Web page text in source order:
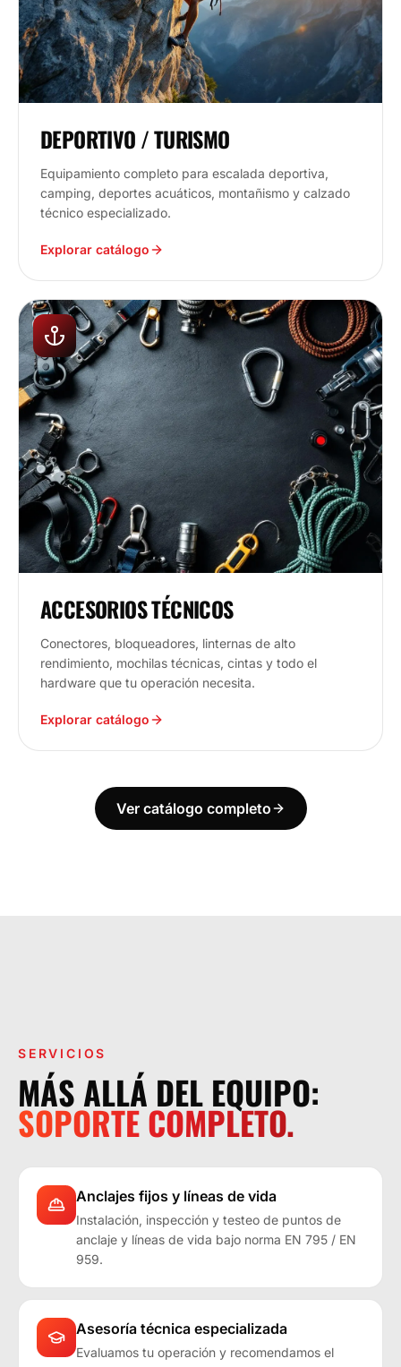
DEPORTIVO / TURISMO
Equipamiento completo para escalada deportiva,
camping, deportes acuáticos, montañismo y calzado
técnico especializado.
Explorar catálogo
ACCESORIOS TÉCNICOS
Conectores, bloqueadores, linternas de alto
rendimiento, mochilas técnicas, cintas y todo el
hardware que tu operación necesita.
Explorar catálogo
Ver catálogo completo
SERVICIOS
MÁS ALLÁ DEL EQUIPO:
SOPORTE COMPLETO.
Anclajes fijos y líneas de vida
Instalación, inspección y testeo de puntos de
anclaje y líneas de vida bajo norma EN 795 / EN
959.
Asesoría técnica especializada
Evaluamos tu operación y recomendamos el